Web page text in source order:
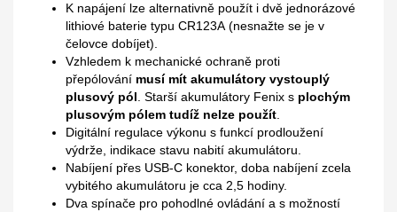
K napájení lze alternativně použít i dvě jednorázové
lithiové baterie typu CR123A (nesnažte se je v
čelovce dobíjet).
Vzhledem k mechanické ochraně proti
přepólování musí mít akumulátory vystouplý
plusový pól. Starší akumulátory Fenix s plochým
plusovým pólem tudíž nelze použít.
Digitální regulace výkonu s funkcí prodloužení
výdrže, indikace stavu nabití akumulátoru.
Nabíjení přes USB-C konektor, doba nabíjení zcela
vybitého akumulátoru je cca 2,5 hodiny.
Dva spínače pro pohodlné ovládání a s možností